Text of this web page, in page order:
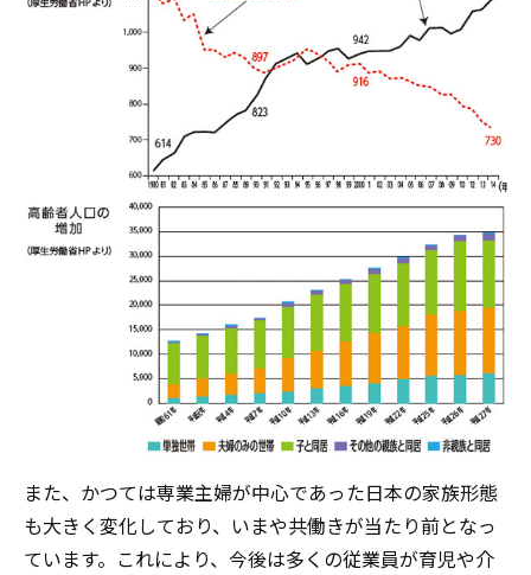
また、かつては専業主婦が中心であった日本の家族形態
も大きく変化しており、いまや共働きが当たり前となっ
ています。これにより、今後は多くの従業員が育児や介